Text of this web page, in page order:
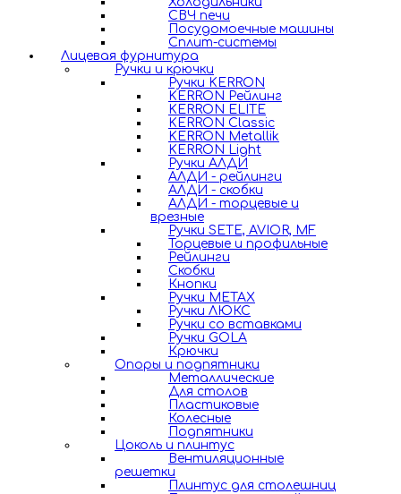
СВЧ печи
Посудомоечные машины
Сплит-системы
Лицевая фурнитура
Ручки и крючки
Ручки KERRON
KERRON Рейлинг
KERRON ELITE
KERRON Classic
KERRON Metallik
KERRON Light
Ручки АЛДИ
АЛДИ - рейлинги
АЛДИ - скобки
АЛДИ - торцевые и
врезные
Ручки SETE, AVIOR, MF
Торцевые и профильные
Рейлинги
Скобки
Кнопки
Ручки METAX
Ручки ЛЮКС
Ручки со вставками
Ручки GOLA
Крючки
Опоры и подпятники
Металлические
Для столов
Пластиковые
Колесные
Подпятники
Цоколь и плинтус
Вентиляционные
решетки
Плинтус для столешниц